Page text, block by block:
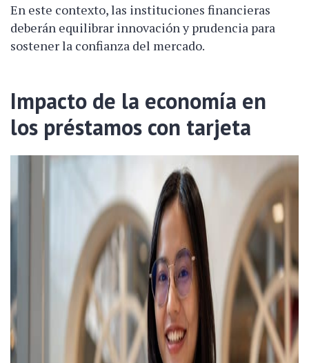
En este contexto, las instituciones financieras
deberán equilibrar innovación y prudencia para
sostener la confianza del mercado.
Impacto de la economía en
los préstamos con tarjeta